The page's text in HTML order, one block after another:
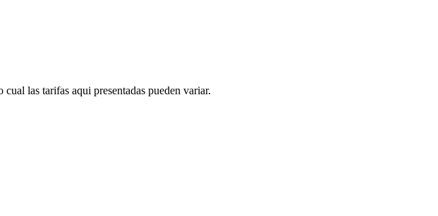
las tarifas aqui presentadas pueden variar.